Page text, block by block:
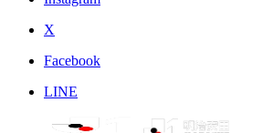
X
Facebook
LINE